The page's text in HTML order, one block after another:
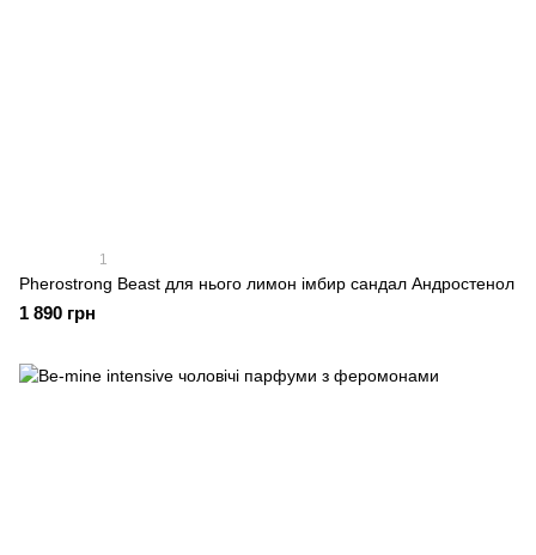
1
Pherostrong Beast для нього лимон імбир сандал Андростенол
1 890 грн